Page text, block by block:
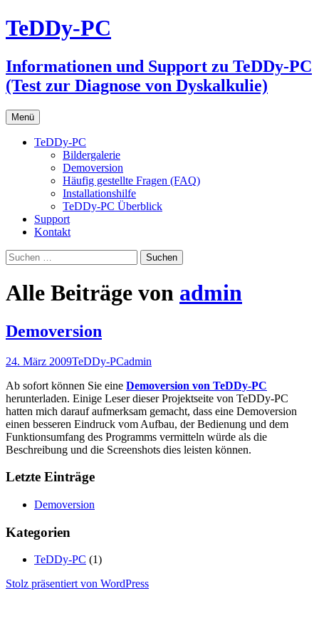
Zum
Inhalt
TeDDy-PC
Informationen und Support zu TeDDy-PC
(Test zur Diagnose von Dyskalkulie)
Menü
TeDDy-PC
Bildergalerie
Demoversion
Häufig gestellte Fragen (FAQ)
Installationshilfe
TeDDy-PC Überblick
Support
Kontakt
Suchen
nach:
Alle Beiträge von admin
Demoversion
24. März 2009TeDDy-PCadmin
Ab sofort können Sie eine Demoversion von TeDDy-PC
herunterladen. Einige Leser dieser Projektseite von TeDDy-PC
hatten mich darauf aufmerksam gemacht, dass eine Demoversion
einen besseren Eindruck vom Aufbau, der Bedienung und dem
Funktionsumfang des Programms vermitteln würde als die
Beschreibung und die Screenshots dies leisten können.
Letzte Einträge
Demoversion
Kategorien
TeDDy-PC (1)
Stolz präsentiert von WordPress